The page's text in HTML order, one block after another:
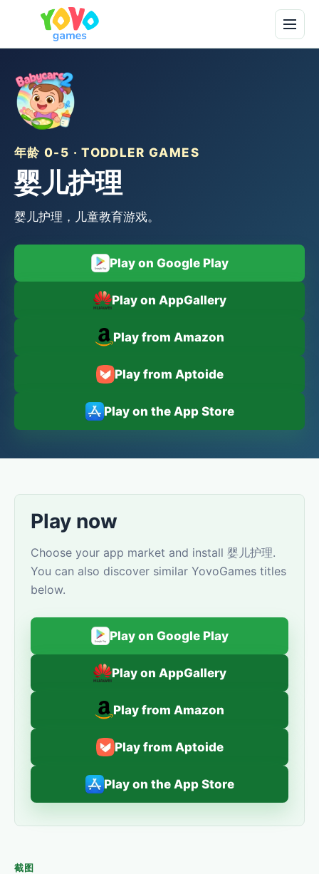
年龄 0-5 · TODDLER GAMES
婴儿护理
婴儿护理，儿童教育游戏。
Play on Google Play
Play on AppGallery
Play from Amazon
Play from Aptoide
Play on the App Store
Play now
Choose your app market and install 婴儿护理.
You can also discover similar YovoGames titles
below.
Play on Google Play
Play on AppGallery
Play from Amazon
Play from Aptoide
Play on the App Store
截图